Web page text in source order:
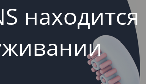
находится